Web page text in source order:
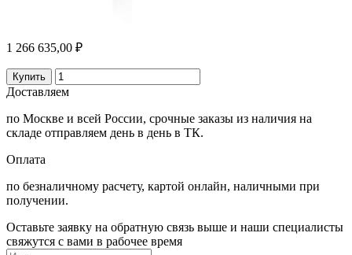
1 266 635,00 ₽
Купить
Доставляем
по Москве и всей России, срочные заказы из наличия на
складе отправляем день в день в ТК.
Оплата
по безналичному расчету, картой онлайн, наличными при
получении.
Оставьте заявку на обратную связь выше и наши специалисты
свяжутся с вами в рабочее время